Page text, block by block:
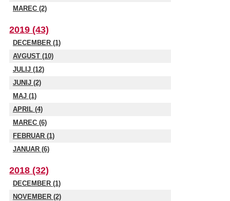
MAREC (2)
2019 (43)
DECEMBER (1)
AVGUST (10)
JULIJ (12)
JUNIJ (2)
MAJ (1)
APRIL (4)
MAREC (6)
FEBRUAR (1)
JANUAR (6)
2018 (32)
DECEMBER (1)
NOVEMBER (2)